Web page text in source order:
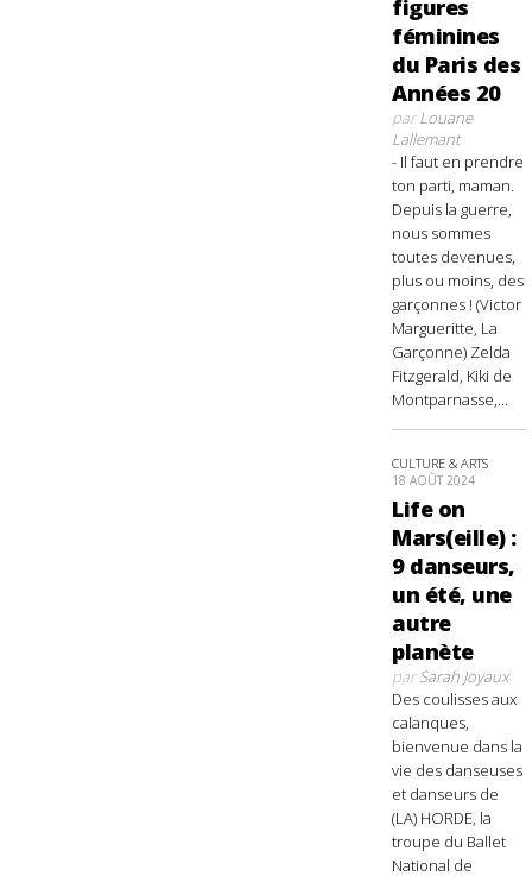
figures
féminines
du Paris des
Années 20
parLouane
Lallemant
- Il faut en prendre
ton parti, maman.
Depuis la guerre,
nous sommes
toutes devenues,
plus ou moins, des
garçonnes ! (Victor
Margueritte, La
Garçonne) Zelda
Fitzgerald, Kiki de
Montparnasse,...
CULTURE & ARTS
18 AOÛT 2024
Life on
Mars(eille) :
9 danseurs,
un été, une
autre
planète
parSarah Joyaux
Des coulisses aux
calanques,
bienvenue dans la
vie des danseuses
et danseurs de
(LA) HORDE, la
troupe du Ballet
National de